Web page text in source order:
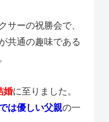
サーの祝勝会で、
共通の趣味である
婚に至りました。
は優しい父親の一